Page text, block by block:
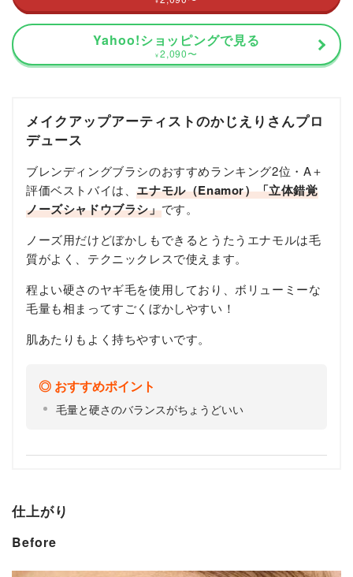
Yahoo!ショッピングで見る
¥ 2,090〜
メイクアップアーティストのかじえりさんプロ
デュース
ブレンディングブラシのおすすめランキング2位・A＋
評価ベストバイは、エナモル（Enamor）「立体錯覚
ノーズシャドウブラシ」です。
ノーズ用だけどぼかしもできるとうたうエナモルは毛
質がよく、テクニックレスで使えます。
程よい硬さのヤギ毛を使用しており、ボリューミーな
毛量も相まってすごくぼかしやすい！
肌あたりもよく持ちやすいです。
おすすめポイント
毛量と硬さのバランスがちょうどいい
仕上がり
Before